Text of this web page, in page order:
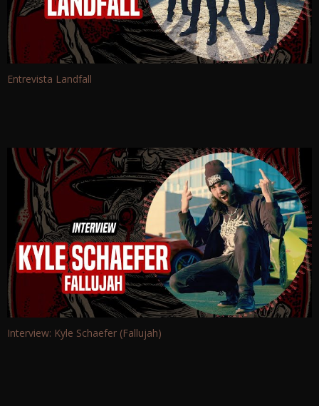
Entrevista Landfall
Interview: Kyle Schaefer (Fallujah)